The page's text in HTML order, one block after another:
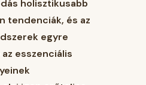
holisztikusabb
tendenciák, és az
egyre
esszenciális